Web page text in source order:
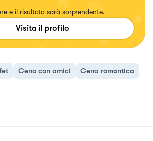
e il risultato sarà sorprendente.
Visita il profilo
Cena con amici
Cena romantica